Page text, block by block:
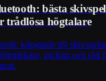
bästa
trådlösa högtalare
köpguide till
pickup och råd